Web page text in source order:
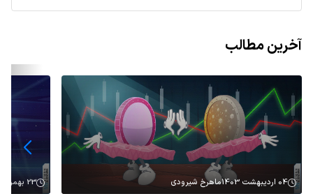
آخرین مطالب
04 اردیبهشت 1403 ماهرخ شیرودی 23 بهمن 1402